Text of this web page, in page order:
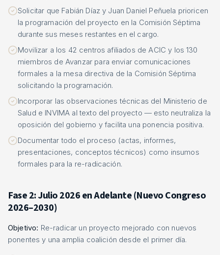
Solicitar que Fabián Díaz y Juan Daniel Peñuela prioricen
la programación del proyecto en la Comisión Séptima
durante sus meses restantes en el cargo.
Movilizar a los 42 centros afiliados de ACIC y los 130
miembros de Avanzar para enviar comunicaciones
formales a la mesa directiva de la Comisión Séptima
solicitando la programación.
Incorporar las observaciones técnicas del Ministerio de
Salud e INVIMA al texto del proyecto — esto neutraliza la
oposición del gobierno y facilita una ponencia positiva.
Documentar todo el proceso (actas, informes,
presentaciones, conceptos técnicos) como insumos
formales para la re-radicación.
Fase 2: Julio 2026 en Adelante (Nuevo Congreso
2026–2030)
Objetivo: Re-radicar un proyecto mejorado con nuevos
ponentes y una amplia coalición desde el primer día.